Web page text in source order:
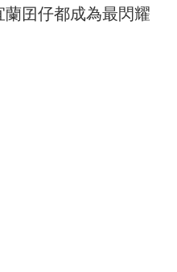
囝仔都成為最閃耀